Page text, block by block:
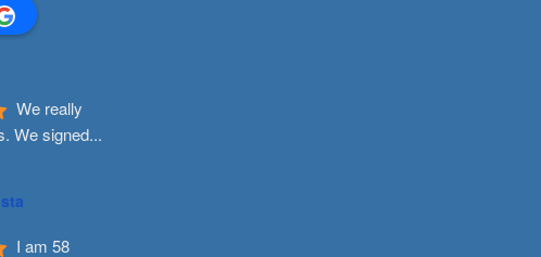
We really
We signed...
I am 58